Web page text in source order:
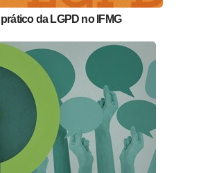
da LGPD no IFMG